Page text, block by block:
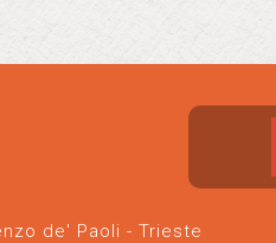
de' Paoli - Trieste